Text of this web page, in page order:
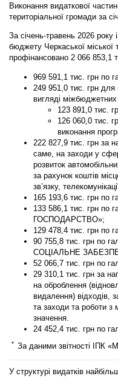
Виконання видаткової
територіальної громади за
За січень-травень 2026 року
бюджету Черкаської міської
профінансовано 2 066 853,1
969 591,1 тис. грн по
249 951,0 тис. грн для
вигляді
123 891,0 тис.
126 060,0 тис.
виконання
222 827,9 тис. грн за
саме, на заходи у
розвиток
за рахунок коштів
зв’язку,
165 193,6 тис. грн по
133 586,1 тис. грн по
ГОСПОДАРСТВО»;
129 478,4 тис. грн по
90 755,8 тис. грн по
СОЦІАЛЬНЕ
52 066,7 тис. грн по
29 310,1 тис. грн за
на оброблення
видалення) відходів,
та заходи та роботи з
значення.
24 452,4 тис. грн по
* За даними звітності ІПК
У структурі видатків